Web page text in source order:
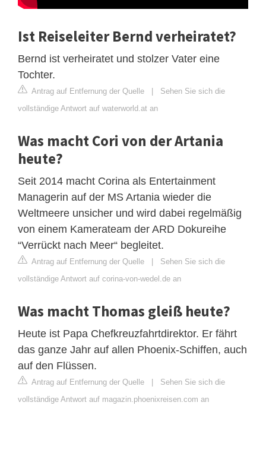
Ist Reiseleiter Bernd verheiratet?
Bernd ist verheiratet und stolzer Vater eine
Tochter.
Antrag auf Entfernung der Quelle | Sehen Sie sich die
vollständige Antwort auf waterworld.at an
Was macht Cori von der Artania
heute?
Seit 2014 macht Corina als Entertainment
Managerin auf der MS Artania wieder die
Weltmeere unsicher und wird dabei regelmäßig
von einem Kamerateam der ARD Dokureihe
“Verrückt nach Meer“ begleitet.
Antrag auf Entfernung der Quelle | Sehen Sie sich die
vollständige Antwort auf corina-von-wedel.de an
Was macht Thomas gleiß heute?
Heute ist Papa Chefkreuzfahrtdirektor. Er fährt
das ganze Jahr auf allen Phoenix-Schiffen, auch
auf den Flüssen.
Antrag auf Entfernung der Quelle | Sehen Sie sich die
vollständige Antwort auf magazin.phoenixreisen.com an